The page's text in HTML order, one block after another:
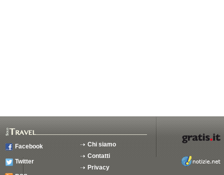
Facebook
Twitter
Chi siamo
Contatti
Privacy